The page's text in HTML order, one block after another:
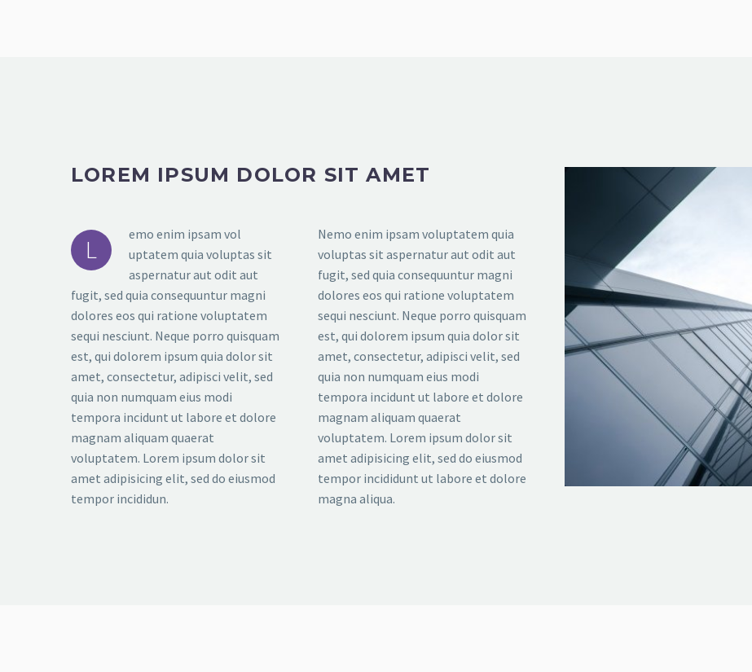
LOREM IPSUM DOLOR SIT AMET
L
emo enim ipsam vol
uptatem quia voluptas sit
aspernatur aut odit aut
fugit, sed quia consequuntur magni
dolores eos qui ratione voluptatem
sequi nesciunt. Neque porro quisquam
est, qui dolorem ipsum quia dolor sit
amet, consectetur, adipisci velit, sed
quia non numquam eius modi
tempora incidunt ut labore et dolore
magnam aliquam quaerat
voluptatem. Lorem ipsum dolor sit
amet adipisicing elit, sed do eiusmod
tempor incididun.
Nemo enim ipsam voluptatem quia
voluptas sit aspernatur aut odit aut
fugit, sed quia consequuntur magni
dolores eos qui ratione voluptatem
sequi nesciunt. Neque porro quisquam
est, qui dolorem ipsum quia dolor sit
amet, consectetur, adipisci velit, sed
quia non numquam eius modi
tempora incidunt ut labore et dolore
magnam aliquam quaerat
voluptatem. Lorem ipsum dolor sit
amet adipisicing elit, sed do eiusmod
tempor incididunt ut labore et dolore
magna aliqua.